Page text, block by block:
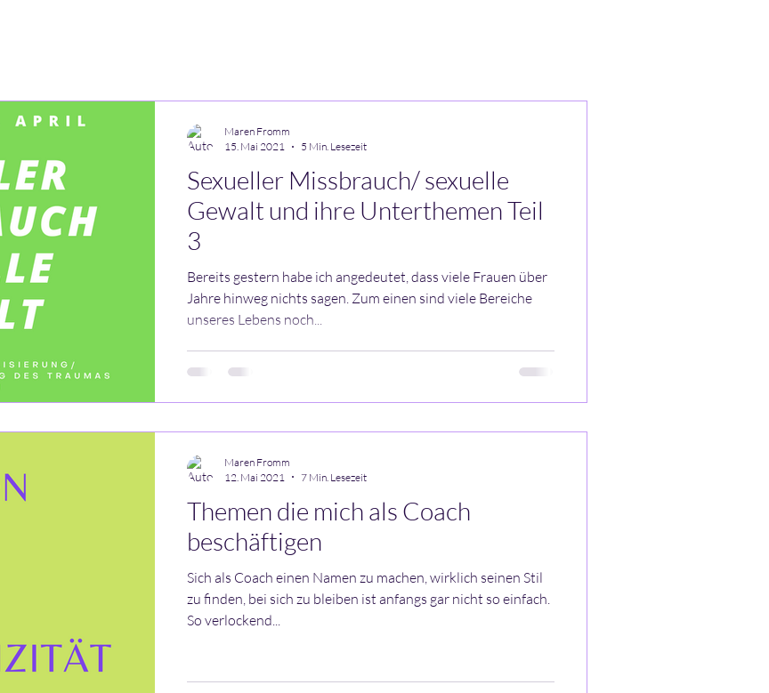
Sexueller Missbrauch/ sexuelle
Gewalt und ihre Unterthemen Teil
3
Bereits gestern habe ich angedeutet, dass viele Frauen über
Jahre hinweg nichts sagen. Zum einen sind viele Bereiche
unseres Lebens noch...
Maren Fromm
15. Mai 2021
5 Min. Lesezeit
Themen die mich als Coach
beschäftigen
Sich als Coach einen Namen zu machen, wirklich seinen Stil
zu finden, bei sich zu bleiben ist anfangs gar nicht so einfach.
So verlockend...
Maren Fromm
12. Mai 2021
7 Min. Lesezeit